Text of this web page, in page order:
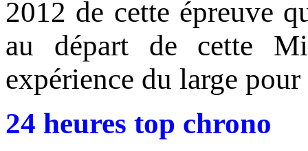
2012 de cette épreuve
au départ de cette
expérience du large
24 heures top chrono